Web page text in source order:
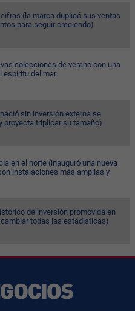
(la marca duplicó sus ventas
para seguir creciendo)
colecciones de verano con una
espíritu del mar
sin inversión externa se
proyecta triplicar su tamaño)
en el norte (inauguró una nueva
instalaciones más amplias y
de inversión promovida en
cambiar todas las estadísticas)